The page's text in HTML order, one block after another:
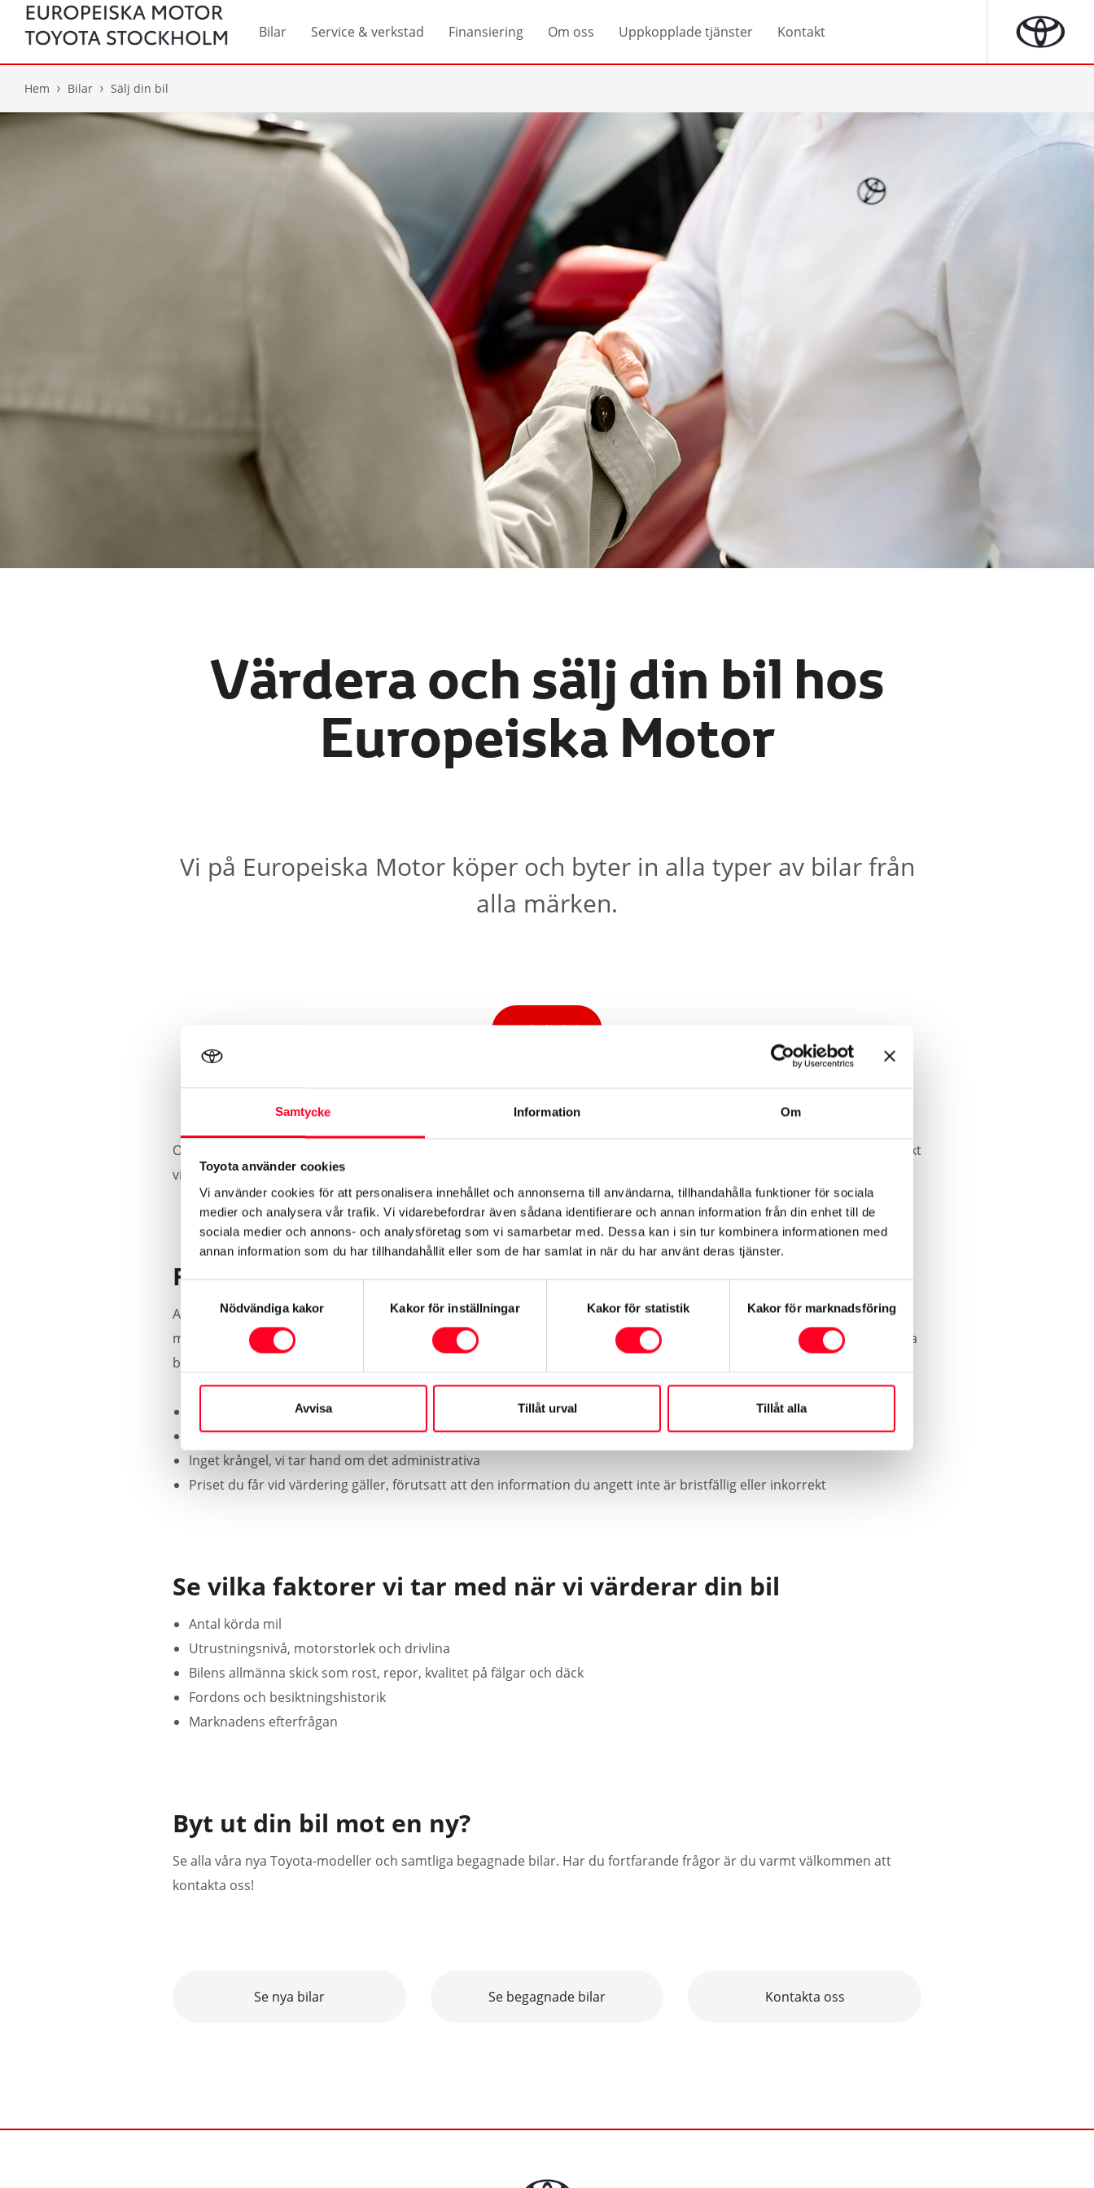
Samtycke Information Om
Toyota använder cookies
Vi använder cookies för att personalisera innehållet och annonserna till användarna, tillhandahålla funktioner för sociala
medier och analysera vår trafik. Vi vidarebefordrar även sådana identifierare och annan information från din enhet till de
sociala medier och annons- och analysföretag som vi samarbetar med. Dessa kan i sin tur kombinera informationen med
annan information som du har tillhandahållit eller som de har samlat in när du har använt deras tjänster.
Nödvändiga kakor
Kakor för inställningar Kakor för statistik Kakor för marknadsföring
Avvisa Tillåt urval Tillåt alla
Bilar Service & verkstad Finansiering Om oss Uppkopplade tjänster Kontakt
Hem Bilar Sälj din bil
Värdera och sälj din bil hos
Europeiska Motor
Vi på Europeiska Motor köper och byter in alla typer av bilar från
alla märken.
Sälj din bil
Oavsett om du har en kombi eller SUV, skåpbil eller småbil är vi intresserade av att titta närmare på den. Vi lägger stor vikt
vid att säkerställa en professionell och trygg hantering från start till slut.
Fördelar med att sälja bilen med Europeiska Motor
Att sälja bilen privat är en tidskrävande och riskfylld process. När du säljer eller byter in bilen med oss kan du vara trygg
med att du får en smidig och säker process. Dessutom kan du hitta din nästa bil i vårt stora utbud av begagnade eller nya
bilar.
Vi tar emot alla bilmärken
Din bil värderas personligt av en expert
Inget krångel, vi tar hand om det administrativa
Priset du får vid värdering gäller, förutsatt att den information du angett inte är bristfällig eller inkorrekt
Se vilka faktorer vi tar med när vi värderar din bil
Antal körda mil
Utrustningsnivå, motorstorlek och drivlina
Bilens allmänna skick som rost, repor, kvalitet på fälgar och däck
Fordons och besiktningshistorik
Marknadens efterfrågan
Byt ut din bil mot en ny?
Se alla våra nya Toyota-modeller och samtliga begagnade bilar. Har du fortfarande frågor är du varmt välkommen att
kontakta oss!
Se nya bilar Se begagnade bilar Kontakta oss